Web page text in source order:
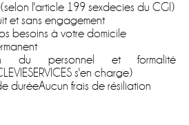
l'article 199 sexdecies du CGI)
et sans engagement
besoins à votre domicile
du personnel et formalité
s'en charge)
duréeAucun frais de résiliation